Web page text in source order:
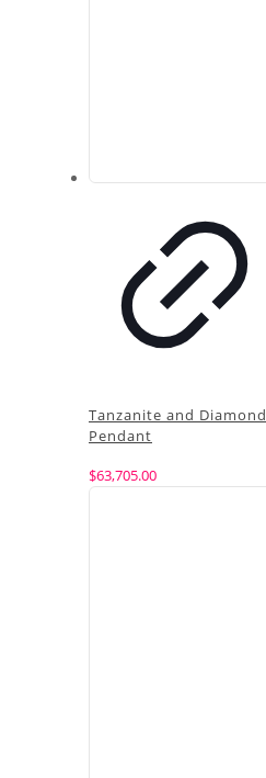
Tanzanite and Diamond
Pendant
$63,705.00